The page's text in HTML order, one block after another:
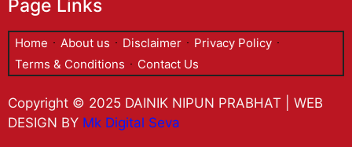
Page Links
Home About us Disclaimer
Privacy Policy
Terms & Conditions
Contact Us
Copyright © 2025 DAINIK NIPUN PRABHAT | WEB
DESIGN BY Mk Digital Seva